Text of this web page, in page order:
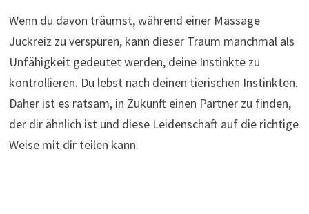
Wenn du davon träumst, während einer Massage
Juckreiz zu verspüren, kann dieser Traum manchmal als
Unfähigkeit gedeutet werden, deine Instinkte zu
kontrollieren. Du lebst nach deinen tierischen Instinkten.
Daher ist es ratsam, in Zukunft einen Partner zu finden,
der dir ähnlich ist und diese Leidenschaft auf die richtige
Weise mit dir teilen kann.